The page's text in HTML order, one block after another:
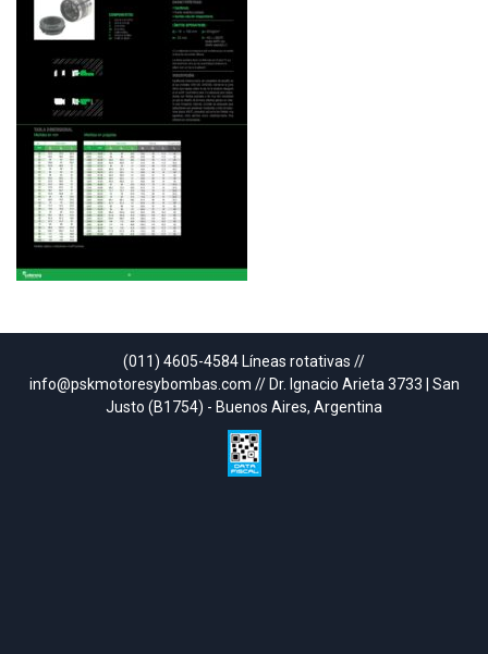
(011) 4605-4584 Líneas rotativas //
info@pskmotoresybombas.com // Dr. Ignacio Arieta 3733 | San
Justo (B1754) - Buenos Aires, Argentina